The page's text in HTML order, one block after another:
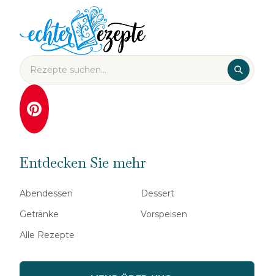
Entdecken Sie mehr
Abendessen
Dessert
Getränke
Vorspeisen
Alle Rezepte